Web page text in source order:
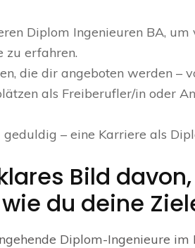
Diplom Ingenieuren BA,
zu erfahren.
die dir angeboten werden –
als Freiberufler/in oder
– eine Karriere als
Bild
du deine
Diplom-Ingenieure im